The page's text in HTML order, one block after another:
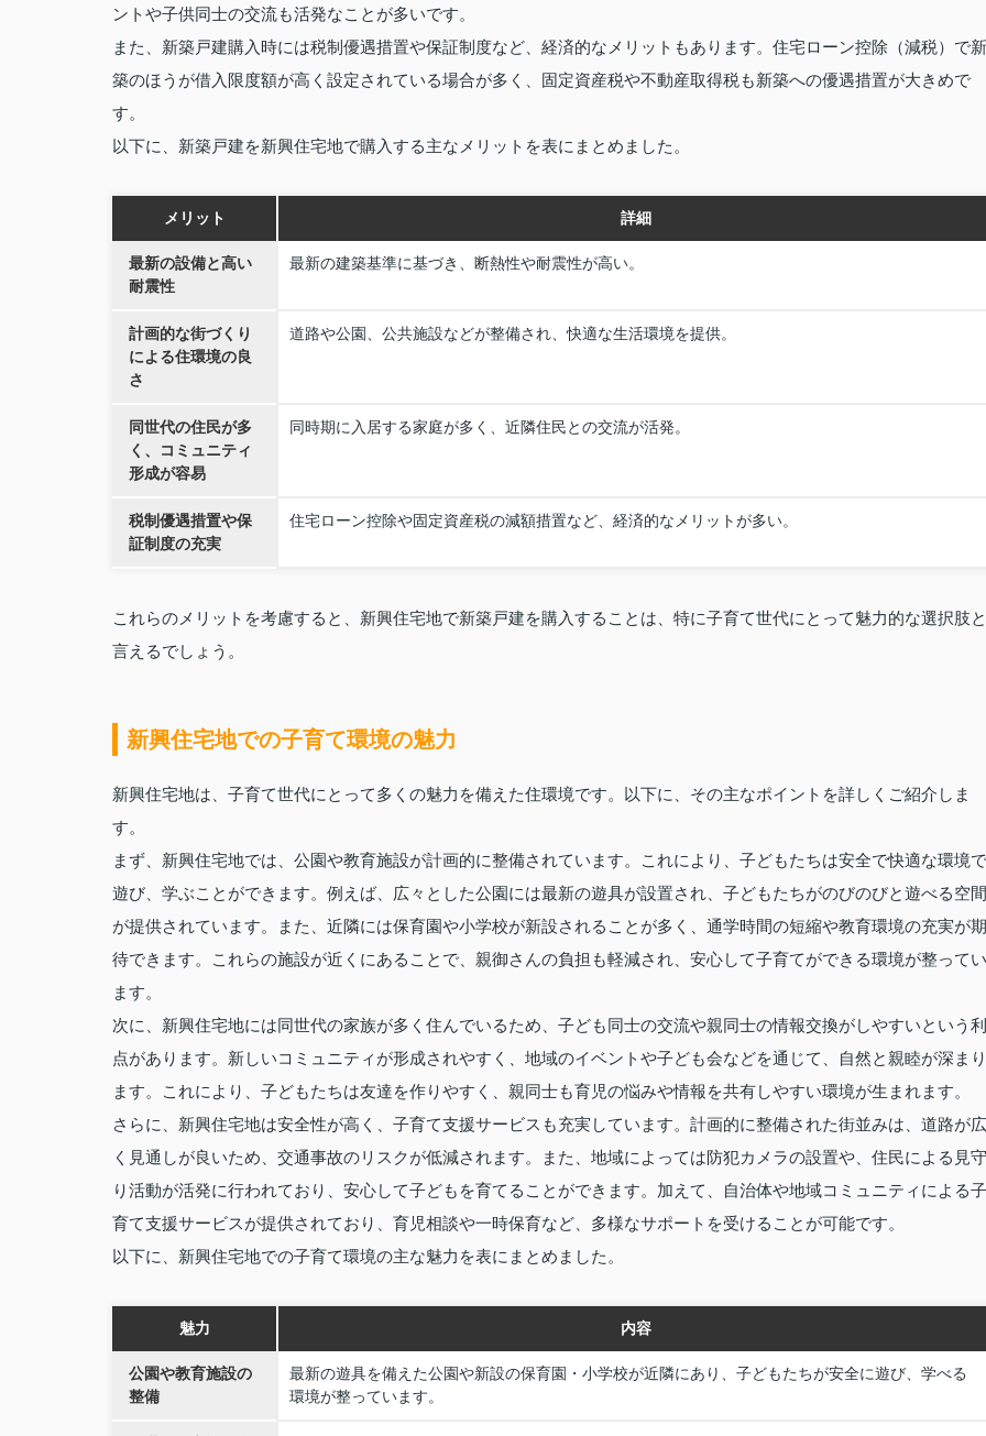
ントや子供同士の交流も活発なことが多いです。
また、新築戸建購入時には税制優遇措置や保証制度など、経済的なメリットもあります。住宅ローン控除（減税）で新
築のほうが借入限度額が高く設定されている場合が多く、固定資産税や不動産取得税も新築への優遇措置が大きめで
す。
以下に、新築戸建を新興住宅地で購入する主なメリットを表にまとめました。
メリット 詳細
最新の設備と高い
耐震性
最新の建築基準に基づき、断熱性や耐震性が高い。
計画的な街づくり
による住環境の良
さ
道路や公園、公共施設などが整備され、快適な生活環境を提供。
同世代の住民が多
く、コミュニティ
形成が容易
同時期に入居する家庭が多く、近隣住民との交流が活発。
税制優遇措置や保
証制度の充実
住宅ローン控除や固定資産税の減額措置など、経済的なメリットが多い。
これらのメリットを考慮すると、新興住宅地で新築戸建を購入することは、特に子育て世代にとって魅力的な選択肢と
言えるでしょう。
新興住宅地での子育て環境の魅力
新興住宅地は、子育て世代にとって多くの魅力を備えた住環境です。以下に、その主なポイントを詳しくご紹介しま
す。
まず、新興住宅地では、公園や教育施設が計画的に整備されています。これにより、子どもたちは安全で快適な環境で
遊び、学ぶことができます。例えば、広々とした公園には最新の遊具が設置され、子どもたちがのびのびと遊べる空間
が提供されています。また、近隣には保育園や小学校が新設されることが多く、通学時間の短縮や教育環境の充実が期
待できます。これらの施設が近くにあることで、親御さんの負担も軽減され、安心して子育てができる環境が整ってい
ます。
次に、新興住宅地には同世代の家族が多く住んでいるため、子ども同士の交流や親同士の情報交換がしやすいという利
点があります。新しいコミュニティが形成されやすく、地域のイベントや子ども会などを通じて、自然と親睦が深まり
ます。これにより、子どもたちは友達を作りやすく、親同士も育児の悩みや情報を共有しやすい環境が生まれます。
さらに、新興住宅地は安全性が高く、子育て支援サービスも充実しています。計画的に整備された街並みは、道路が広
く見通しが良いため、交通事故のリスクが低減されます。また、地域によっては防犯カメラの設置や、住民による見守
り活動が活発に行われており、安心して子どもを育てることができます。加えて、自治体や地域コミュニティによる子
育て支援サービスが提供されており、育児相談や一時保育など、多様なサポートを受けることが可能です。
以下に、新興住宅地での子育て環境の主な魅力を表にまとめました。
魅力 内容
公園や教育施設の
整備
最新の遊具を備えた公園や新設の保育園・小学校が近隣にあり、子どもたちが安全に遊び、学べる
環境が整っています。